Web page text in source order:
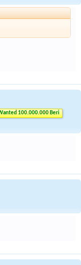
100.000.000 Beri